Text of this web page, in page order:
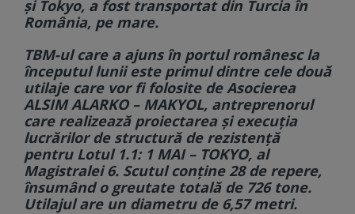
și Tokyo, a fost transportat din Turcia în
România, pe mare.
TBM-ul care a ajuns în portul românesc la
începutul lunii este primul dintre cele două
utilaje care vor fi folosite de Asocierea
ALSIM ALARKO – MAKYOL, antreprenorul
care realizează proiectarea și execuția
lucrărilor de structură de rezistență
pentru Lotul 1.1: 1 MAI – TOKYO, al
Magistralei 6. Scutul conține 28 de repere,
însumând o greutate totală de 726 tone.
Utilajul are un diametru de 6,57 metri.